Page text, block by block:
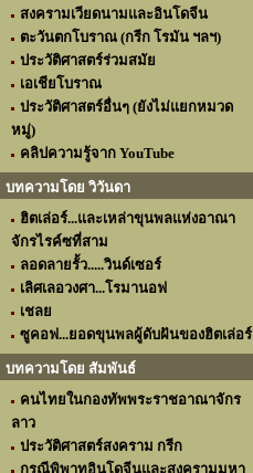
สงครามเวียดนามและอินโดจีน
ตะวันตกโบราณ (กรีก โรมัน ฯลฯ)
ประวัติศาสตร์ร่วมสมัย
เอเชียโบราณ
ประวัติศาสตร์อื่นๆ (ยังไม่แยกหมวด
หมู่)
คลิปความรู้จาก YouTube
บทความโดย วิวันดา
ฮิตเล่อร์...และเหล่าขุนพลแห่งอาณา
จักรไรค์ซที่สาม
ลอดลายรั้ว.....วินด์เซอร์
เลิศเลอวงศา...โรมานอฟ
เชลย
ซูคอฟ...ยอดขุนพลผู้ดับฝันของฮิตเล่อร์
บทความโดย สัมพันธ์
คนไทยในกองทัพพระราชอาณาจักร
ลาว
ประวัติศาสตร์สงคราม กรีก
กรณีพิพาทอินโดจีนและสงครามมหา